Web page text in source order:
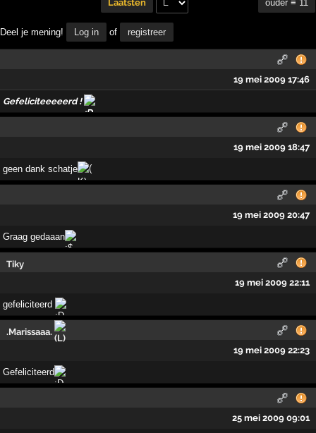
Laatsten ouder ≡ 11
Deel je mening! Log in of registreer
19 mei 2009 17:46
Gefeliciteeeeerd !
19 mei 2009 18:47
geen dank schatje
19 mei 2009 20:47
Graag gedaaan
Tiky
19 mei 2009 22:11
gefeliciteerd
.Marissaaa.
19 mei 2009 22:23
Gefeliciteerd
25 mei 2009 09:01